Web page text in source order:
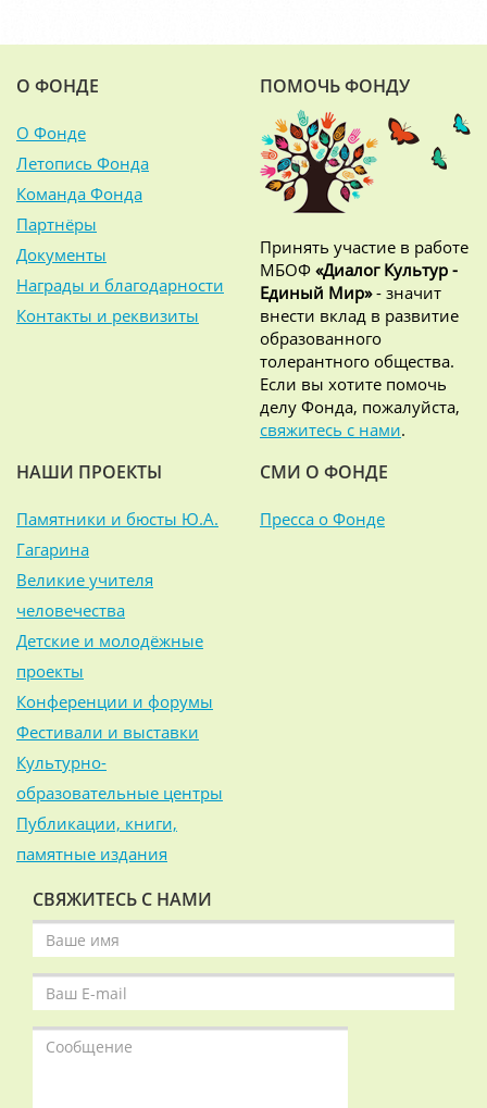
О ФОНДЕ
О Фонде
Летопись Фонда
Команда Фонда
Партнёры
Документы
Награды и благодарности
Контакты и реквизиты
ПОМОЧЬ ФОНДУ
Принять участие в работе
МБОФ «Диалог Культур -
Единый Мир»- значит
внести вклад в развитие
образованного
толерантного общества.
Если вы хотите помочь
делу Фонда, пожалуйста,
свяжитесь с нами.
НАШИ ПРОЕКТЫ
Памятники и бюсты Ю.А.
Гагарина
Великие учителя
человечества
Детские и молодёжные
проекты
Конференции и форумы
Фестивали и выставки
Культурно-
образовательные центры
Публикации, книги,
памятные издания
СМИ О ФОНДЕ
Пресса о Фонде
СВЯЖИТЕСЬ С НАМИ